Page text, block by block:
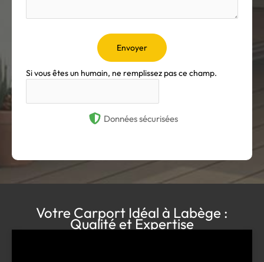
Envoyer
Si vous êtes un humain, ne remplissez pas ce champ.
Données sécurisées
Votre Carport Idéal à Labège :
Qualité et Expertise